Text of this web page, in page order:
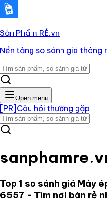
Sản Phẩm RẺ.vn
Nền tảng so sánh giá thông
Open menu
[PR] Câu hỏi thường gặp
Top 1 so sánh giá Máy
6557 - Tìm nơi bán rẻ